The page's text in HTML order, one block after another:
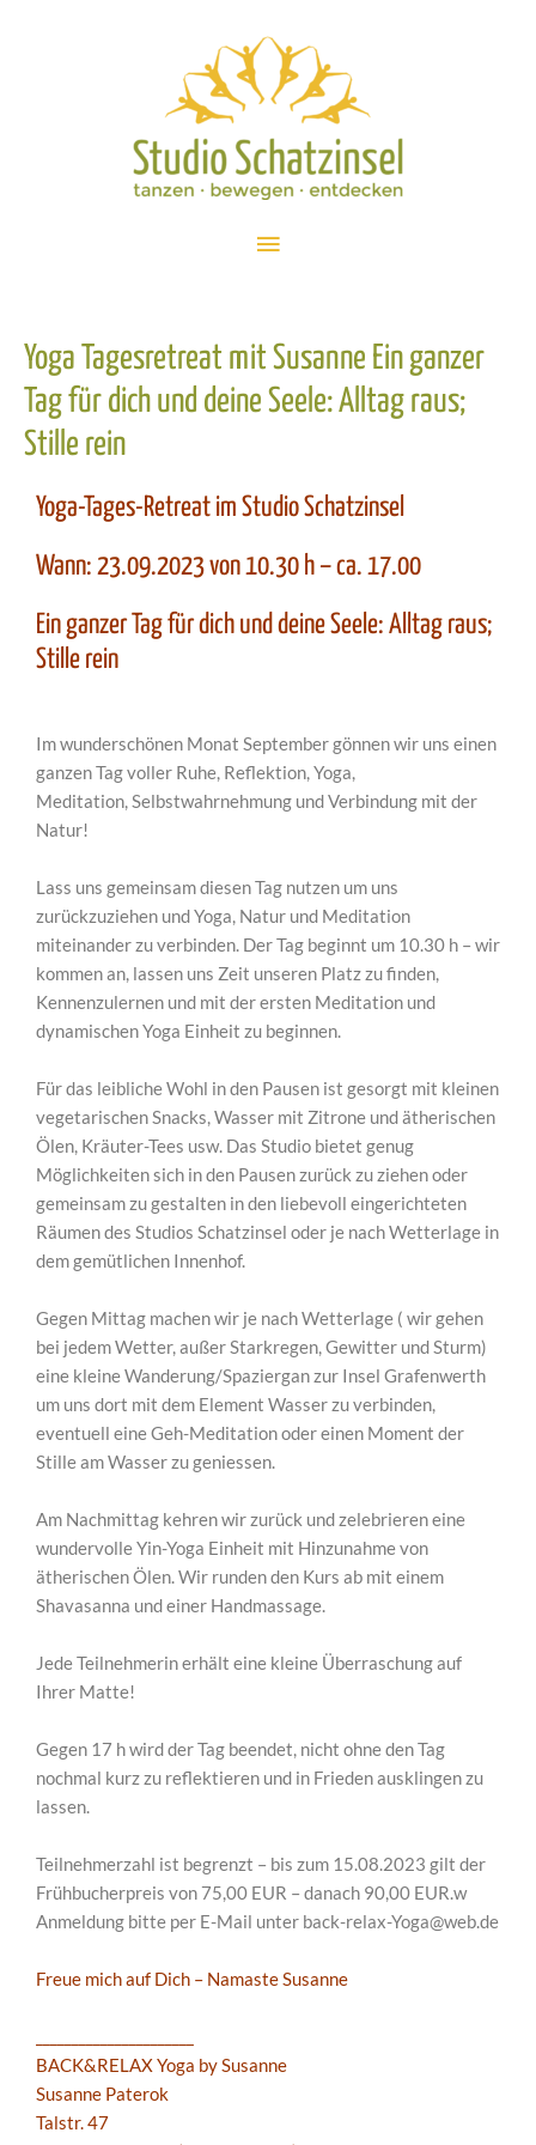
Yoga Tagesretreat mit Susanne Ein ganzer
Tag für dich und deine Seele: Alltag raus;
Stille rein
Yoga-Tages-Retreat im Studio Schatzinsel
Wann: 23.09.2023 von 10.30 h – ca. 17.00
Ein ganzer Tag für dich und deine Seele: Alltag raus;
Stille rein
Im wunderschönen Monat September gönnen wir uns einen
ganzen Tag voller Ruhe, Reflektion, Yoga,
Meditation, Selbstwahrnehmung und Verbindung mit der
Natur!
Lass uns gemeinsam diesen Tag nutzen um uns
zurückzuziehen und Yoga, Natur und Meditation
miteinander zu verbinden. Der Tag beginnt um 10.30 h – wir
kommen an, lassen uns Zeit unseren Platz zu finden,
Kennenzulernen und mit der ersten Meditation und
dynamischen Yoga Einheit zu beginnen.
Für das leibliche Wohl in den Pausen ist gesorgt mit kleinen
vegetarischen Snacks, Wasser mit Zitrone und ätherischen
Ölen, Kräuter-Tees usw. Das Studio bietet genug
Möglichkeiten sich in den Pausen zurück zu ziehen oder
gemeinsam zu gestalten in den liebevoll eingerichteten
Räumen des Studios Schatzinsel oder je nach Wetterlage in
dem gemütlichen Innenhof.
Gegen Mittag machen wir je nach Wetterlage ( wir gehen
bei jedem Wetter, außer Starkregen, Gewitter und Sturm)
eine kleine Wanderung/Spaziergan zur Insel Grafenwerth
um uns dort mit dem Element Wasser zu verbinden,
eventuell eine Geh-Meditation oder einen Moment der
Stille am Wasser zu geniessen.
Am Nachmittag kehren wir zurück und zelebrieren eine
wundervolle Yin-Yoga Einheit mit Hinzunahme von
ätherischen Ölen. Wir runden den Kurs ab mit einem
Shavasanna und einer Handmassage.
Jede Teilnehmerin erhält eine kleine Überraschung auf
Ihrer Matte!
Gegen 17 h wird der Tag beendet, nicht ohne den Tag
nochmal kurz zu reflektieren und in Frieden ausklingen zu
lassen.
Teilnehmerzahl ist begrenzt – bis zum 15.08.2023 gilt der
Frühbucherpreis von 75,00 EUR – danach 90,00 EUR.w
Anmeldung bitte per E-Mail unter back-relax-Yoga@web.de
Freue mich auf Dich – Namaste Susanne
BACK&RELAX Yoga by Susanne
Susanne Paterok
Talstr. 47